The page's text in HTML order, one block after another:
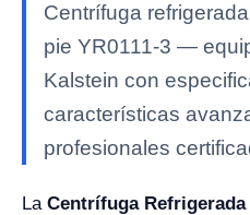
Centrífuga
pie YR0111-3 —
Kalstein con
características
profesionales
La Centrífuga